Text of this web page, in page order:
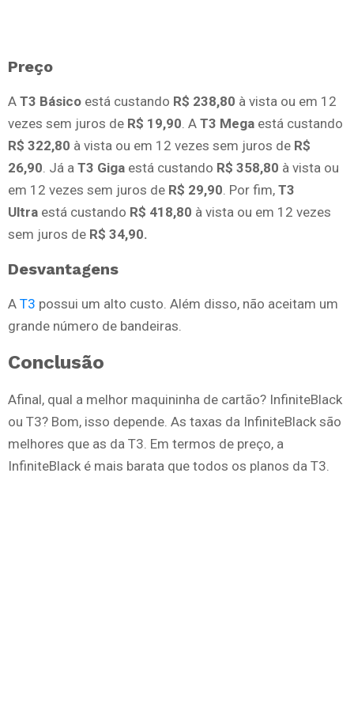
Preço
A T3 Básico está custando R$ 238,80 à vista ou em 12
vezes sem juros de R$ 19,90. A T3 Mega está custando
R$ 322,80 à vista ou em 12 vezes sem juros de R$
26,90. Já a T3 Giga está custando R$ 358,80 à vista ou
em 12 vezes sem juros de R$ 29,90. Por fim, T3
Ultra está custando R$ 418,80 à vista ou em 12 vezes
sem juros de R$ 34,90.
Desvantagens
A T3 possui um alto custo. Além disso, não aceitam um
grande número de bandeiras.
Conclusão
Afinal, qual a melhor maquininha de cartão? InfiniteBlack
ou T3? Bom, isso depende. As taxas da InfiniteBlack são
melhores que as da T3. Em termos de preço, a
InfiniteBlack é mais barata que todos os planos da T3.